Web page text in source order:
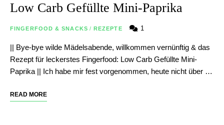
Low Carb Gefüllte Mini-Paprika
FINGERFOOD & SNACKS / REZEPTE 1
|| Bye-bye wilde Mädelsabende, willkommen vernünftig & das
Rezept für leckerstes Fingerfood: Low Carb Gefüllte Mini-
Paprika || Ich habe mir fest vorgenommen, heute nicht über …
READ MORE